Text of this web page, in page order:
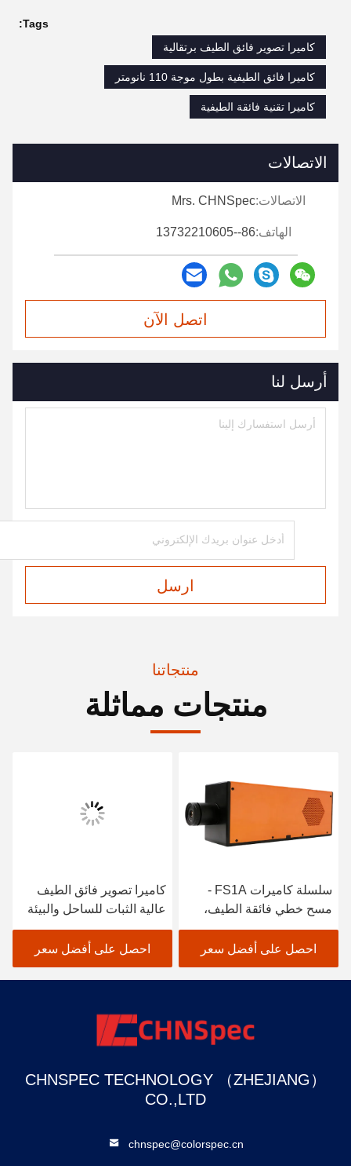
Tags:
كاميرا تصوير فائق الطيف برتقالية
كاميرا فائق الطيفية بطول موجة 110 نانومتر
كاميرا تقنية فائقة الطيفية
الاتصالات
الاتصالات:Mrs. CHNSpec
الهاتف:86--13732210605
اتصل الآن
أرسل لنا
ارسل
منتجاتنا
منتجات مماثلة
سلسلة كاميرات FS1A -
مسح خطي فائقة الطيف،
نطاق 900-2500 نانومتر
احصل على أفضل سعر
كاميرا تصوير فائق الطيف
عالية الثبات للساحل والبيئة
البحرية
احصل على أفضل سعر
CHNSPEC TECHNOLOGY （ZHEJIANG）
CO.,LTD
chnspec@colorspec.cn